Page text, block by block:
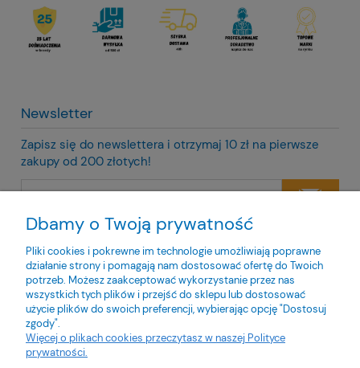
Newsletter
Zapisz się do newslettera i otrzymaj 10 zł na pierwsze
zakupy od 200 złotych!
Twoje dane będą przetwarzane zgodnie z nasząpolityką
prywatności
Dbamy o Twoją prywatność
Pliki cookies i pokrewne im technologie umożliwiają poprawne
działanie strony i pomagają nam dostosować ofertę do Twoich
potrzeb. Możesz zaakceptować wykorzystanie przez nas
wszystkich tych plików i przejść do sklepu lub dostosować
użycie plików do swoich preferencji, wybierając opcję "Dostosuj
zgody".
Więcej o plikach cookies przeczytasz w naszej Polityce
prywatności.